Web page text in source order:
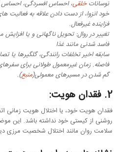
نوساناتخلقی، احساس افسردگی، احساس
خود انزوا، از دست دادن علاقه به
فزاینده غیرفعال.
تغییر در روال: تحویل ناگهانی و یا
فاسد شدنی مانند غذا
سابقه اخیر تخلفات رانندگی، گلگیرها یا
فاصله. زمان غیرمعمول طولانی برای
گم شدن در مسیرهای معمولی(منبع).
2. فقدان هویت:
فقدان هویت خود، یا اختلال هویت زمانی
روشنی از کیستی خود نداشته باشد. این
سلامت روان مانند اختلال شخصیت مرزی